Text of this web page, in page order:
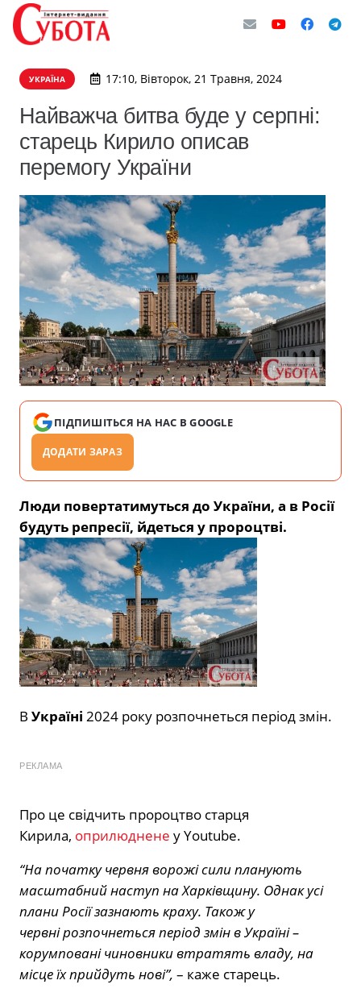
УКРАЇНА 17:10, Вівторок, 21 Травня, 2024
Найважча битва буде у серпні:
старець Кирило описав
перемогу України
ПІДПИШІТЬСЯ НА НАС В GOOGLE
ДОДАТИ ЗАРАЗ
Люди повертатимуться до України, а в Росії
будуть репресії, йдеться у пророцтві.
В Україні 2024 року розпочнеться період змін.
РЕКЛАМА
Про це свідчить пророцтво старця
Кирила, оприлюднене у Youtube.
“На початку червня ворожі сили планують
масштабний наступ на Харківщину. Однак усі
плани Росії зазнають краху. Також у
червні розпочнеться період змін в Україні –
корумповані чиновники втратять владу, на
місце їх прийдуть нові”, – каже старець.